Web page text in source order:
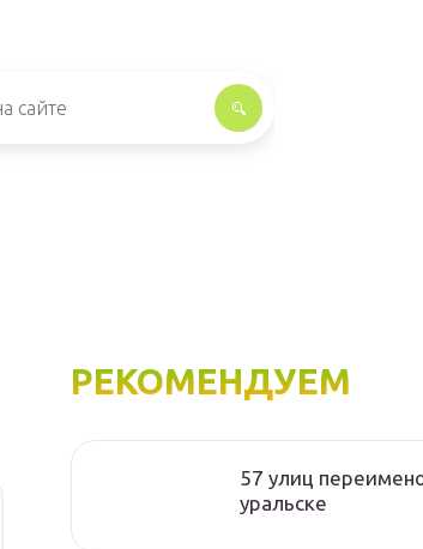
РЕКОМЕНДУЕМ
57 улиц
уральске